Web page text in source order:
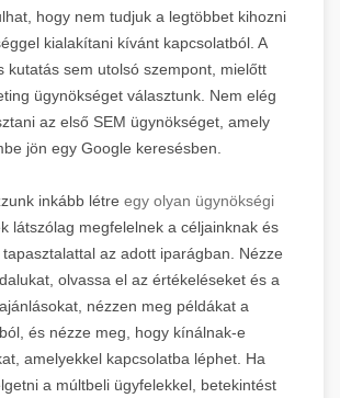
hogy nem tudjuk a legtöbbet kihozni
kialakítani kívánt kapcsolatból. A
kutatás sem utolsó szempont, mielőtt
ügynökséget választunk. Nem elég
az első SEM ügynökséget, amely
jön egy Google keresésben.
inkább létre egy olyan ügynökségi
látszólag megfelelnek a céljainknak és
az adott iparágban. Nézze
olvassa el az értékeléseket és a
nézzen meg példákat a
és nézze meg, hogy kínálnak-e
amelyekkel kapcsolatba léphet. Ha
a múltbeli ügyfelekkel, betekintést